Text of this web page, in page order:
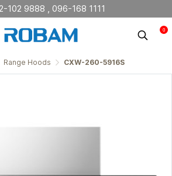
102 9888 , 096-168 1111
0
Range Hoods CXW-260-5916S